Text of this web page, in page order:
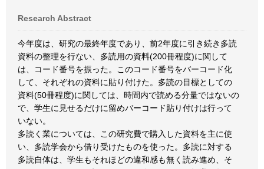
Research Abstract
今年度は、研究の最終年度であり、前2年度に引き続き多読
資料の整理を行ない、多読用の資料(200冊程度)に関して
は、コード番号を振った。このコード番号をバーコード化
して、それぞれの資料に貼り付けた。多読の目標としての
資料(50冊程度)に関しては、時間内で読める分量ではないの
で、学生に見せるだけに留めバーコード貼り付けは行って
いない。
多読く業については、この研究費で購入した資料を主に使
い、多読学会から借り受けたものを使った。多読に対する
多読自体は、学生もそれほどの違和感も無く読み進め、そ